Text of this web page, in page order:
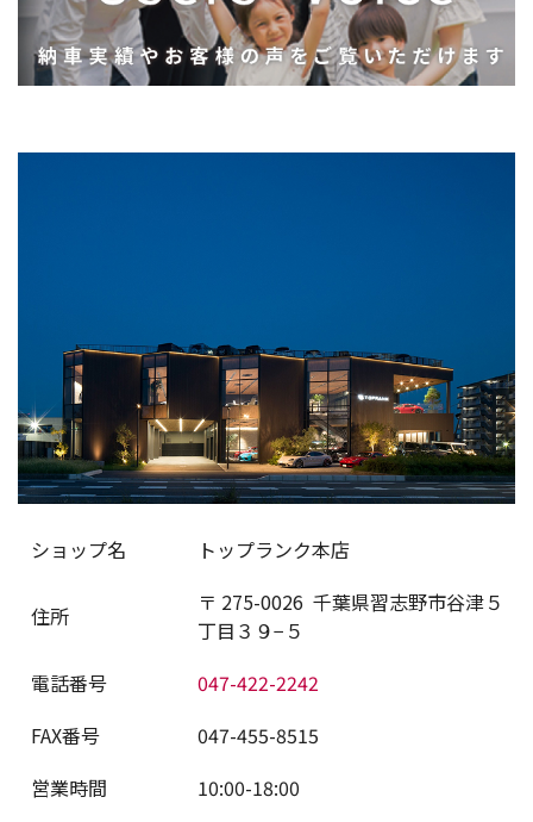
ショップ名 トップランク本店
住所 〒 275-0026 千葉県習志野市谷津５
丁目３９−５
電話番号
047-422-2242
FAX番号
047-455-8515
営業時間
10:00-18:00